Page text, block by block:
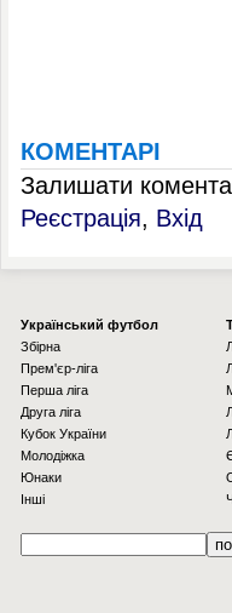
КОМЕНТАРІ
Залишати
Реєстрація, Вхід
Українcький футбол
Збірна
Прем'єр-ліга
Перша ліга
Друга ліга
Кубок України
Молодіжка
Юнаки
Інші